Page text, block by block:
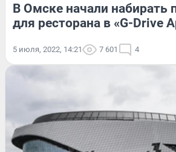
В Омске начали набирать
для ресторана в «G-Drive
5 июля, 2022, 14:21 7 601 4